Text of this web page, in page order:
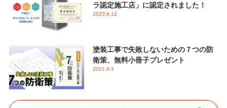
ラ認定施工店」に認定されました！
2023.6.12
塗装工事で失敗しないための７つの防
衛策、無料小冊子プレゼント
2021.9.3